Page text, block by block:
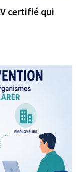
certifié qui